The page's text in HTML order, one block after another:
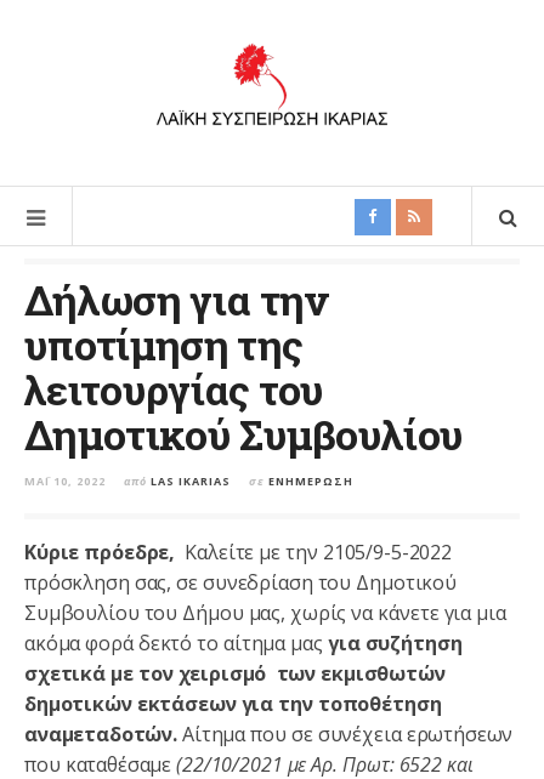
Δήλωση για την
υποτίμηση της
λειτουργίας του
Δημοτικού Συμβουλίου
ΜΆΙ 10, 2022 από LAS IKARIAS σε ΕΝΗΜΈΡΩΣΗ
Κύριε πρόεδρε, Καλείτε με την 2105/9-5-2022
πρόσκληση σας, σε συνεδρίαση του Δημοτικού
Συμβουλίου του Δήμου μας, χωρίς να κάνετε για μια
ακόμα φορά δεκτό το αίτημα μας για συζήτηση
σχετικά με τον χειρισμό των εκμισθωτών
δημοτικών εκτάσεων για την τοποθέτηση
αναμεταδοτών.Αίτημα που σε συνέχεια ερωτήσεων
που καταθέσαμε(22/10/2021 με Αρ. Πρωτ: 6522 και